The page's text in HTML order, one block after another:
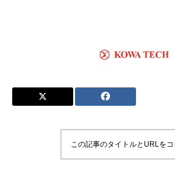
この記事のタイトルとURLを